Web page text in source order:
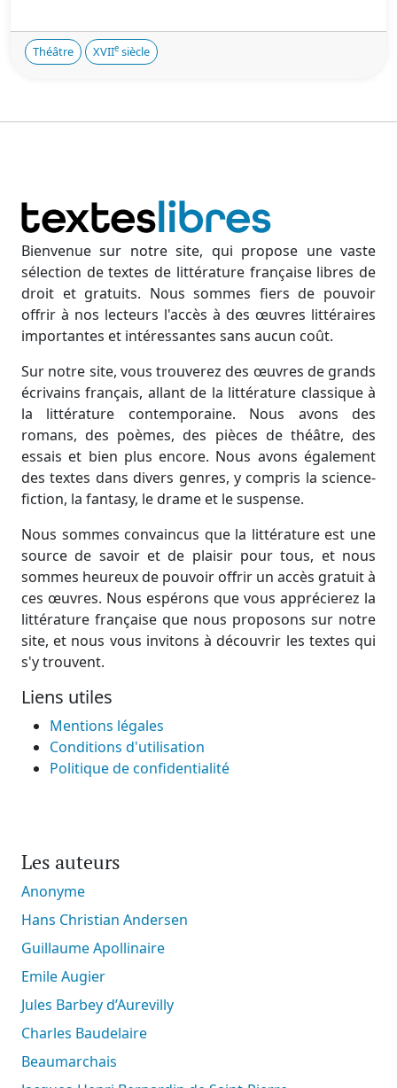
Théâtre XVIIe siècle
Bienvenue sur notre site, qui propose une vaste
sélection de textes de littérature française libres de
droit et gratuits. Nous sommes fiers de pouvoir
offrir à nos lecteurs l'accès à des œuvres littéraires
importantes et intéressantes sans aucun coût.
Sur notre site, vous trouverez des œuvres de grands
écrivains français, allant de la littérature classique à
la littérature contemporaine. Nous avons des
romans, des poèmes, des pièces de théâtre, des
essais et bien plus encore. Nous avons également
des textes dans divers genres, y compris la science-
fiction, la fantasy, le drame et le suspense.
Nous sommes convaincus que la littérature est une
source de savoir et de plaisir pour tous, et nous
sommes heureux de pouvoir offrir un accès gratuit à
ces œuvres. Nous espérons que vous apprécierez la
littérature française que nous proposons sur notre
site, et nous vous invitons à découvrir les textes qui
s'y trouvent.
Liens utiles
Mentions légales
Conditions d'utilisation
Politique de confidentialité
Les auteurs
Anonyme
Hans Christian Andersen
Guillaume Apollinaire
Emile Augier
Jules Barbey d’Aurevilly
Charles Baudelaire
Beaumarchais